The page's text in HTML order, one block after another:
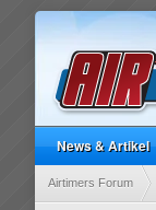
News & Artikel
Airtimers Forum